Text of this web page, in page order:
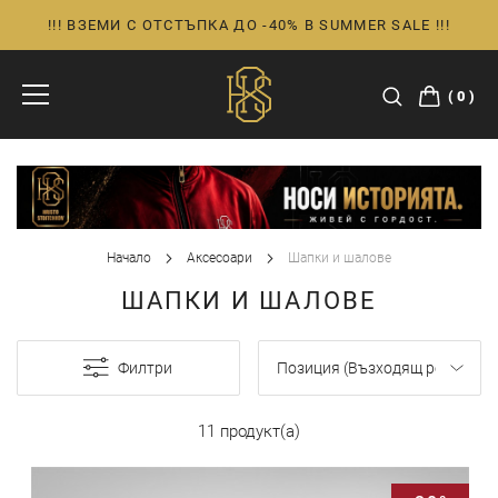
Прескачане
към
съдържанието
!!! ВЗЕМИ С ОТСТЪПКА ДО -40% В SUMMER SALE !!!
0
Начало Аксесоари Шапки и шалове
ШАПКИ И ШАЛОВЕ
Филтри
11 продукт(а)